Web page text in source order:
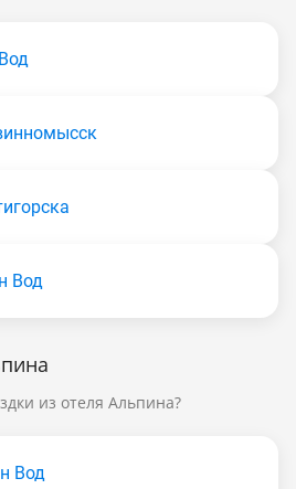
Вод
из отеля Альпина?
Вод